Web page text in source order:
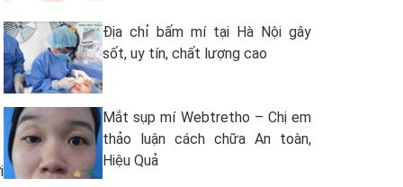
Địa chỉ bấm mí tại Hà Nội gây
sốt, uy tín, chất lượng cao
Mắt sụp mí Webtretho – Chị em
thảo luận cách chữa An toàn,
Hiệu Quả